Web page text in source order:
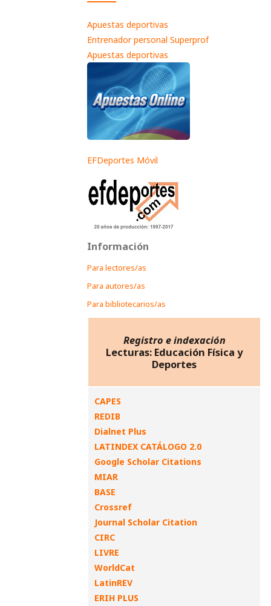
Apuestas deportivas
Entrenador personal Superprof
Apuestas deportivas
EFDeportes Móvil
Información
Para lectores/as
Para autores/as
Para bibliotecarios/as
Registro e indexación
Lecturas: Educación Física y
Deportes
CAPES
REDIB
Dialnet Plus
LATINDEX CATÁLOGO 2.0
Google Scholar Citations
MIAR
BASE
Crossref
Journal Scholar Citation
CIRC
LIVRE
WorldCat
LatinREV
ERIH PLUS